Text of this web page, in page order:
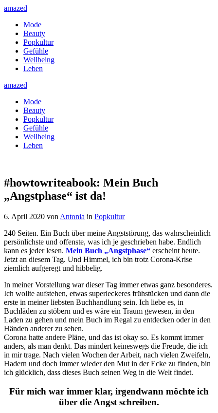
amazed
Mode
Beauty
Popkultur
Gefühle
Wellbeing
Leben
amazed
Mode
Beauty
Popkultur
Gefühle
Wellbeing
Leben
#howtowriteabook: Mein Buch
„Angstphase“ ist da!
6. April 2020 von Antonia in Popkultur
240 Seiten. Ein Buch über meine Angststörung, das wahrscheinlich
persönlichste und offenste, was ich je geschrieben habe. Endlich
kann es jeder lesen. Mein Buch „Angstphase“ erscheint heute.
Jetzt an diesem Tag. Und Himmel, ich bin trotz Corona-Krise
ziemlich aufgeregt und hibbelig.
In meiner Vorstellung war dieser Tag immer etwas ganz besonderes.
Ich wollte aufstehen, etwas superleckeres frühstücken und dann die
erste in meiner liebsten Buchhandlung sein. Ich liebe es, in
Buchläden zu stöbern und es wäre ein Traum gewesen, in den
Laden zu gehen und mein Buch im Regal zu entdecken oder in den
Händen anderer zu sehen.
Corona hatte andere Pläne, und das ist okay so. Es kommt immer
anders, als man denkt. Das mindert keineswegs die Freude, die ich
in mir trage. Nach vielen Wochen der Arbeit, nach vielen Zweifeln,
Hadern und doch immer wieder den Mut in der Ecke zu finden, bin
ich glücklich, dass dieses Buch seinen Weg in die Welt findet.
Für mich war immer klar, irgendwann möchte ich
über die Angst schreiben.